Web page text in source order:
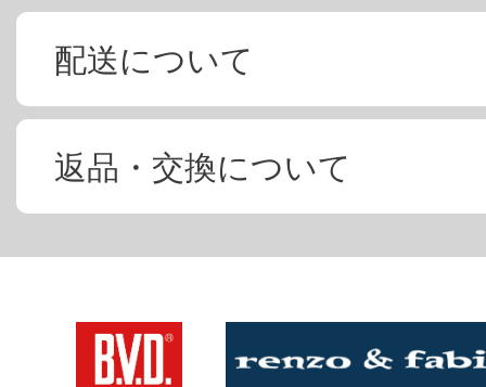
配送について
返品・交換について